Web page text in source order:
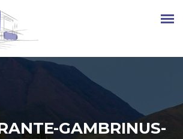
GAMBRINUS-